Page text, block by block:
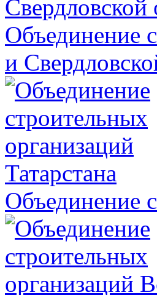
Объединение
и
Объединение